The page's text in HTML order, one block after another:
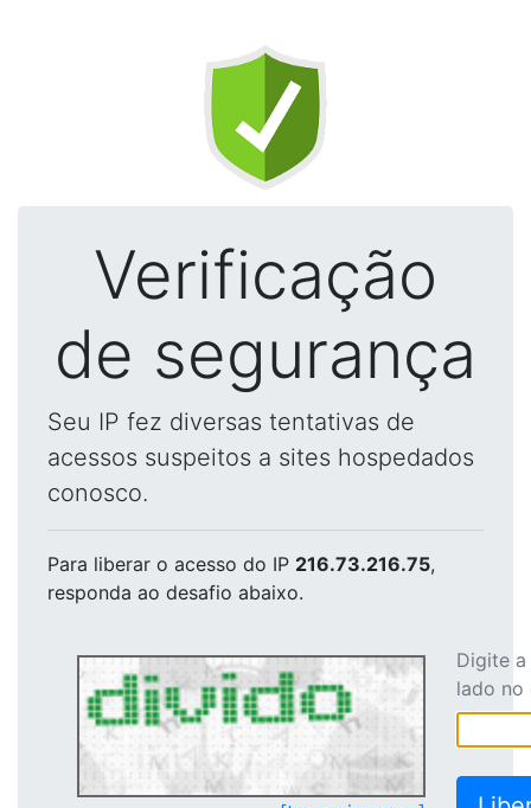
Verificação
de segurança
Seu IP fez diversas tentativas de
acessos suspeitos a sites hospedados
conosco.
Para liberar o acesso do IP 216.73.216.75,
responda ao desafio abaixo.
Digite
lado no